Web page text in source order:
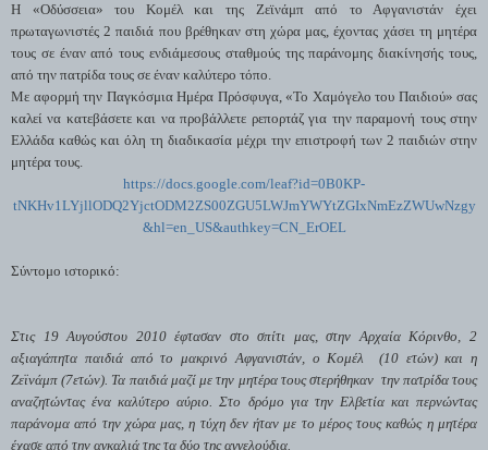
Η «Οδύσσεια» του Κομέλ και της Ζεϊνάμπ από το Αφγανιστάν έχει
πρωταγωνιστές 2 παιδιά που βρέθηκαν στη χώρα μας, έχοντας χάσει τη μητέρα
τους σε έναν από τους ενδιάμεσους σταθμούς της παράνομης διακίνησής τους,
από την πατρίδα τους σε έναν καλύτερο τόπο.
Με αφορμή την Παγκόσμια Ημέρα Πρόσφυγα, «Το Χαμόγελο του Παιδιού» σας
καλεί να κατεβάσετε και να προβάλλετε ρεπορτάζ για την παραμονή τους στην
Ελλάδα καθώς και όλη τη διαδικασία μέχρι την επιστροφή των 2 παιδιών στην
μητέρα τους.
https://docs.google.com/leaf?id=0B0KP-
tNKHv1LYjllODQ2YjctODM2ZS00ZGU5LWJmYWYtZGIxNmEzZWUwNzgy
&hl=en_US&authkey=CN_ErOEL
Σύντομο ιστορικό:
Στις 19 Αυγούστου 2010 έφτασαν στο σπίτι μας, στην Αρχαία Κόρινθο, 2
αξιαγάπητα παιδιά από το μακρινό Αφγανιστάν, ο Κομέλ
(10 ετών) και η
Ζεϊνάμπ (7ετών). Τα παιδιά μαζί με την μητέρα τους στερήθηκαν την πατρίδα τους
αναζητώντας ένα καλύτερο αύριο. Στο δρόμο για την Ελβετία και περνώντας
παράνομα από την χώρα μας, η τύχη δεν ήταν με το μέρος τους καθώς η μητέρα
έχασε από την αγκαλιά της τα δύο της αγγελούδια.